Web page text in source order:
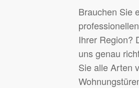
Brauchen Sie
Ihrer Region?
uns genau
Sie alle Arten